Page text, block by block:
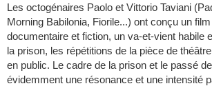
Les octogénaires Paolo et Vittorio Taviani
Morning Babilonia, Fiorile...) ont conçu un
documentaire et fiction, un va-et-vient habile
la prison, les répétitions de la pièce de
en public. Le cadre de la prison et le passé
évidemment une résonance et une intensité